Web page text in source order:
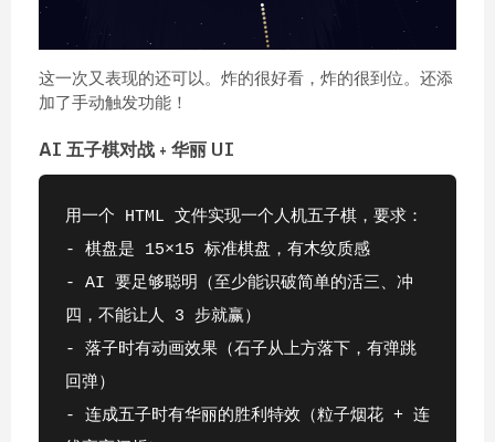
这一次又表现的还可以。炸的很好看，炸的很到位。还添
加了手动触发功能！
AI 五子棋对战 + 华丽 UI
用一个 HTML 文件实现一个人机五子棋，要求：
- 棋盘是 15×15 标准棋盘，有木纹质感
- AI 要足够聪明（至少能识破简单的活三、冲
四，不能让人 3 步就赢）
- 落子时有动画效果（石子从上方落下，有弹跳
回弹）
- 连成五子时有华丽的胜利特效（粒子烟花 + 连